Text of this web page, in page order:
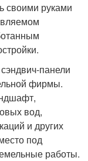
своими руками
панели
фирмы.
вод,
и других
под
работы.